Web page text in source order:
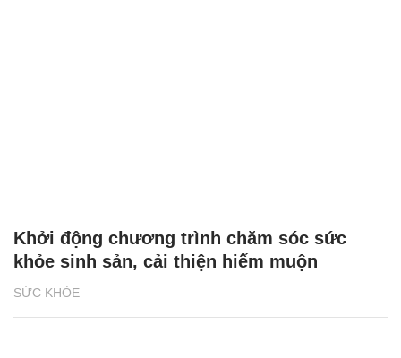
SỨC KHỎE
Khởi động chương trình chăm sóc sức
khỏe sinh sản, cải thiện hiếm muộn